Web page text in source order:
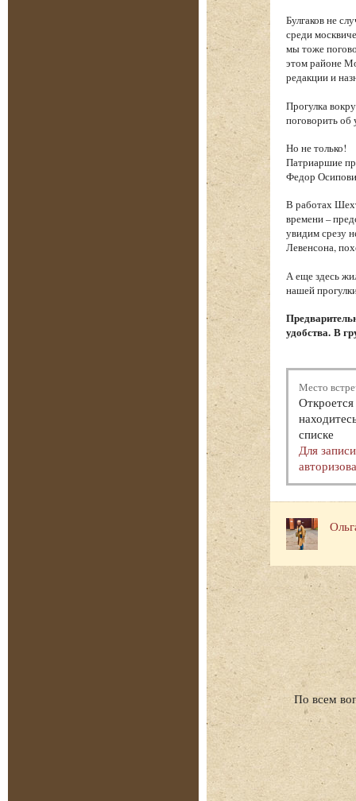
Булгаков не
среди
мы тоже
этом районе
редакции и
Прогулка
поговорить об
Но не только!
Патриаршие
Федор
В работах
времени –
увидим срезу
Левенсона,
А еще здесь
нашей
удобства. В
Место
списке
Для
По всем